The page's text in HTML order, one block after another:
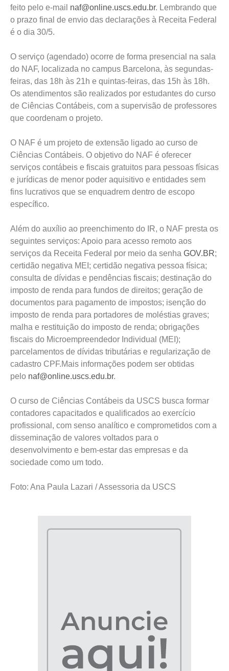
feito pelo e-mail naf@online.uscs.edu.br. Lembrando que
o prazo final de envio das declarações à Receita Federal
é o dia 30/5.
O serviço (agendado) ocorre de forma presencial na sala
do NAF, localizada no campus Barcelona, às segundas-
feiras, das 18h às 21h e quintas-feiras, das 15h às 18h.
Os atendimentos são realizados por estudantes do curso
de Ciências Contábeis, com a supervisão de professores
que coordenam o projeto.
O NAF é um projeto de extensão ligado ao curso de
Ciências Contábeis. O objetivo do NAF é oferecer
serviços contábeis e fiscais gratuitos para pessoas físicas
e jurídicas de menor poder aquisitivo e entidades sem
fins lucrativos que se enquadrem dentro de escopo
específico.
Além do auxílio ao preenchimento do IR, o NAF presta os
seguintes serviços: Apoio para acesso remoto aos
serviços da Receita Federal por meio da senha GOV.BR;
certidão negativa MEI; certidão negativa pessoa física;
consulta de dívidas e pendências fiscais; destinação do
imposto de renda para fundos de direitos; geração de
documentos para pagamento de impostos; isenção do
imposto de renda para portadores de moléstias graves;
malha e restituição do imposto de renda; obrigações
fiscais do Microempreendedor Individual (MEI);
parcelamentos de dívidas tributárias e regularização de
cadastro CPF.Mais informações podem ser obtidas
pelo naf@online.uscs.edu.br.
O curso de Ciências Contábeis da USCS busca formar
contadores capacitados e qualificados ao exercício
profissional, com senso analítico e comprometidos com a
disseminação de valores voltados para o
desenvolvimento e bem-estar das empresas e da
sociedade como um todo.
Foto: Ana Paula Lazari / Assessoria da USCS